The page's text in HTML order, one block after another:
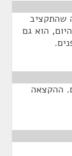
שהתקציב
הוא גם
ההקצאה